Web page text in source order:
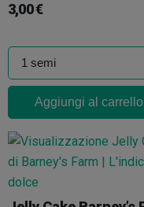
3,00 €
Aggiungi al carrello